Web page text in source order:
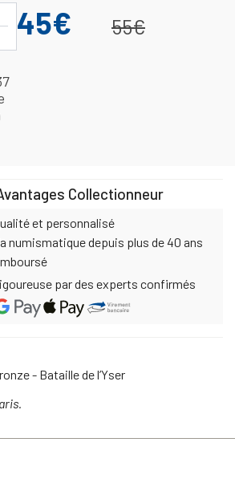
45€ 55€
Collectionneur
et personnalisé
numismatique depuis plus de 40 ans
par des experts confirmés
- Bataille de l’Yser